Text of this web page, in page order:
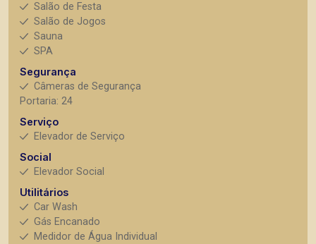
Salão de Festa
Salão de Jogos
Sauna
SPA
Segurança
Câmeras de Segurança
Portaria: 24
Serviço
Elevador de Serviço
Social
Elevador Social
Utilitários
Car Wash
Gás Encanado
Medidor de Água Individual